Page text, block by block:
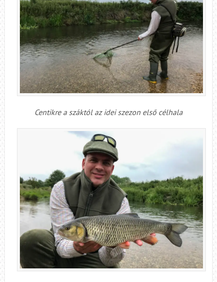
Centikre a száktól az idei szezon első célhala